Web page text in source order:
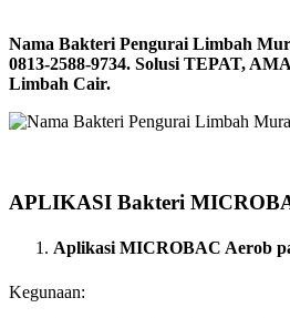
Nama Bakteri Pengurai Limbah
0813-2588-9734. Solusi TEPAT,
Limbah Cair.
APLIKASI Bakteri
Aplikasi MICROBAC Aerob
Kegunaan: